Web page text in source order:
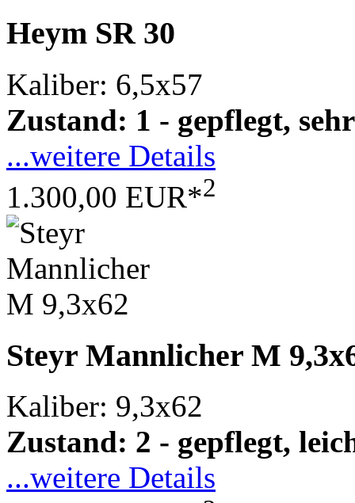
Heym SR 30
Kaliber: 6,5x57
Zustand: 1 - gepflegt,
...weitere Details
1.300,00 EUR*2
Steyr Mannlicher M
Kaliber: 9,3x62
Zustand: 2 - gepflegt,
...weitere Details